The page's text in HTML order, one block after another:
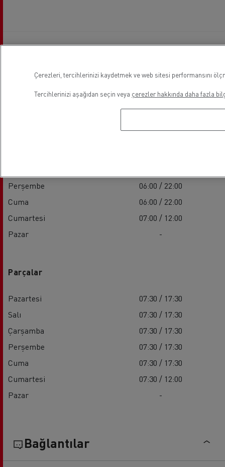
Perşembe
06:00 / 22:00
Cuma
06:00 / 22:00
Cumartesi
07:00 / 12:00
Pazar
-
Parçalar
Pazartesi
07:30 / 17:30
Salı
07:30 / 17:30
Çarşamba
07:30 / 17:30
Perşembe
07:30 / 17:30
Cuma
07:30 / 17:30
Cumartesi
07:30 / 12:00
Pazar
-
Bağlantılar
Çerezleri, tercihlerinizi kaydetmek ve web sitesi performansını
Tercihlerinizi aşağıdan seçin veya çerezler hakkında daha fazla